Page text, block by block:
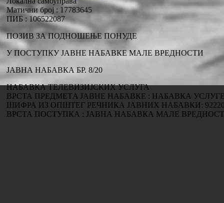
Матични број : 17783645
ПИБ : 106522087
ПОЗИВ ЗА ПОДНОШЕЊЕ ПОНУДЕ
У ПОСТУПКУ ЈАВНЕ НАБАВКЕ МАЛЕ ВРЕДНОСТИ
ЈАВНА НАБАВКА БР. 8/20
НАБАВКА ТЕЛЕВИЗИЈСКИХ УСЛУГА
ВРСТА ПРЕДМЕТA ЈАВНЕ НАБАВКЕ : НАБАВКА УСЛУГЕ
ШИФРА ИЗ ОПШТЕГ РЕЧНИКА ЈАВНИХ НАБАВКИ:
ВРСТА ПОСТУПКА : ЈАВНА НАБАВКА МАЛЕ